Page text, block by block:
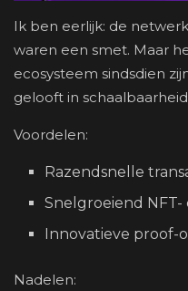
Ik ben eerlijk: de
waren een smet. Maar
ecosysteem sindsdien
gelooft in
Voordelen:
Razendsnelle
Snelgroeiend
Innovatieve proof-
Nadelen: